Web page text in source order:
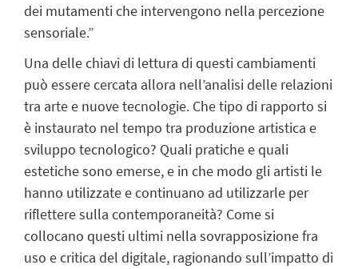
dei mutamenti che intervengono nella percezione
sensoriale.”
Una delle chiavi di lettura di questi cambiamenti
può essere cercata allora nell’analisi delle relazioni
tra arte e nuove tecnologie. Che tipo di rapporto si
è instaurato nel tempo tra produzione artistica e
sviluppo tecnologico? Quali pratiche e quali
estetiche sono emerse, e in che modo gli artisti le
hanno utilizzate e continuano ad utilizzarle per
riflettere sulla contemporaneità? Come si
collocano questi ultimi nella sovrapposizione fra
uso e critica del digitale, ragionando sull’impatto di